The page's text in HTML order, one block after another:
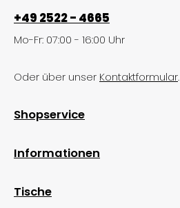
+49 2522 - 4665
Mo-Fr: 07:00 - 16:00 Uhr
Oder über unser Kontaktformular.
Shopservice
Informationen
Tische